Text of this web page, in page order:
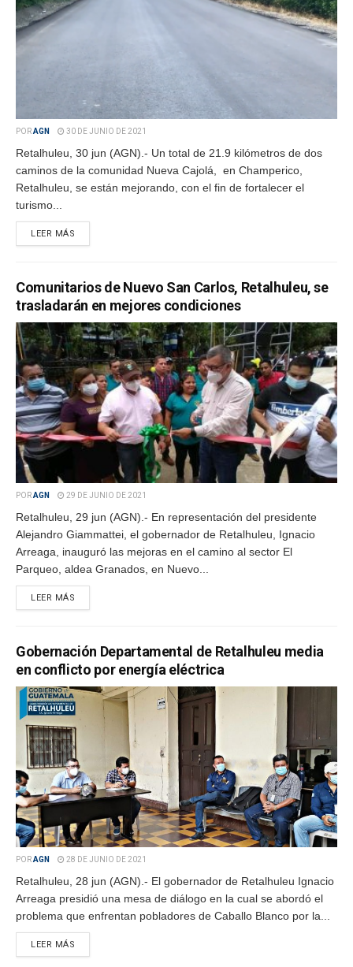
PORAGN 30 DE JUNIO DE 2021
Retalhuleu, 30 jun (AGN).- Un total de 21.9 kilómetros de dos
caminos de la comunidad Nueva Cajolá, en Champerico,
Retalhuleu, se están mejorando, con el fin de fortalecer el
turismo...
LEER MÁS
Comunitarios de Nuevo San Carlos, Retalhuleu, se
trasladarán en mejores condiciones
PORAGN 29 DE JUNIO DE 2021
Retalhuleu, 29 jun (AGN).- En representación del presidente
Alejandro Giammattei, el gobernador de Retalhuleu, Ignacio
Arreaga, inauguró las mejoras en el camino al sector El
Parqueo, aldea Granados, en Nuevo...
LEER MÁS
Gobernación Departamental de Retalhuleu media
en conflicto por energía eléctrica
PORAGN 28 DE JUNIO DE 2021
Retalhuleu, 28 jun (AGN).- El gobernador de Retalhuleu Ignacio
Arreaga presidió una mesa de diálogo en la cual se abordó el
problema que enfrentan pobladores de Caballo Blanco por la...
LEER MÁS